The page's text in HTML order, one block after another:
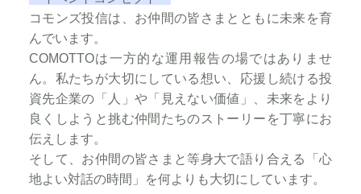
コモンズ投信は、お仲間の皆さまとともに未来を育
んでいます。
COMOTTOは一方的な運用報告の場ではありませ
ん。私たちが大切にしている想い、応援し続ける投
資先企業の「人」や「見えない価値」、未来をより
良くしようと挑む仲間たちのストーリーを丁寧にお
伝えします。
そして、お仲間の皆さまと等身大で語り合える「心
地よい対話の時間」を何よりも大切にしています。